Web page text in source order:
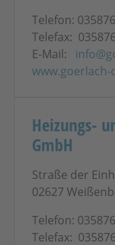
Telefon:
Telefax:
E-Mail:
www.goerlach-
Heizungs-
GmbH
Straße der
02627
Telefon:
Telefax: